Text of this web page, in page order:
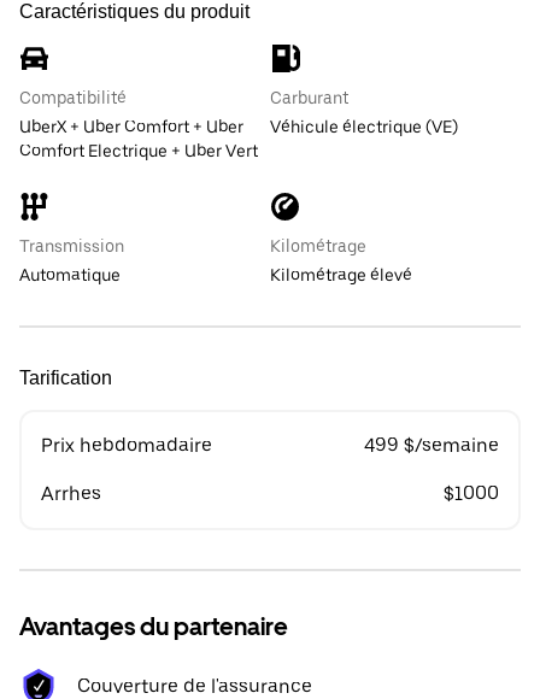
Caractéristiques du produit
Compatibilité
UberX + Uber Comfort + Uber
Comfort Electrique + Uber Vert
Carburant
Véhicule électrique (VE)
Transmission
Automatique
Kilométrage
Kilométrage élevé
Tarification
Prix hebdomadaire 499 $/semaine
Arrhes $1000
Avantages du partenaire
Couverture de l'assurance